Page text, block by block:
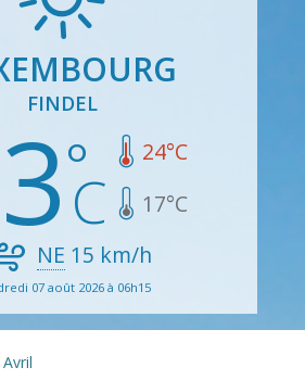
FINDEL
24°C
17°C
NE 15 km/h
07 août 2026 à 06h15
Avril